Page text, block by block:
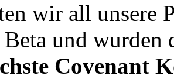
wir all unsere
Beta und wurden
Covenant